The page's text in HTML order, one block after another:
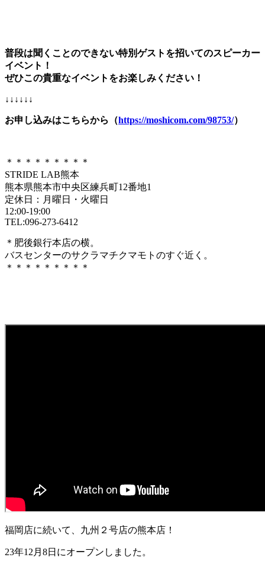
普段は聞くことのできない特別ゲストを招いてのスピーカー
イベント！
ぜひこの貴重なイベントをお楽しみください！
↓↓↓↓↓↓
お申し込みはこちらから（https://moshicom.com/98753/）
＊＊＊＊＊＊＊＊＊
STRIDE LAB熊本
熊本県熊本市中央区練兵町12番地1
定休日：月曜日・火曜日
12:00-19:00
TEL:096-273-6412
＊肥後銀行本店の横。
バスセンターのサクラマチクマモトのすぐ近く。
＊＊＊＊＊＊＊＊＊
福岡店に続いて、九州２号店の熊本店！
23年12月8日にオープンしました。